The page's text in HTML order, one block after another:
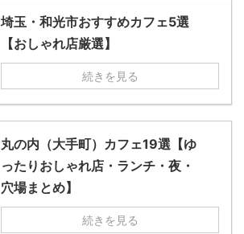
埼玉・和光市おすすめカフェ5選
【おしゃれ店厳選】
続きを見る
丸の内（大手町）カフェ19選【ゆ
ったりおしゃれ店・ランチ・夜・
穴場まとめ】
続きを見る